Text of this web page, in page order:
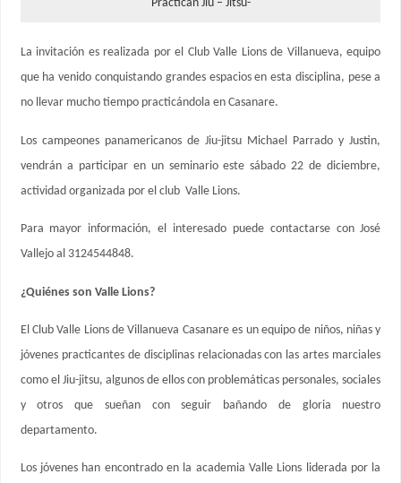
Practican Jiu – Jitsu-
La invitación es realizada por el Club Valle Lions de Villanueva, equipo
que ha venido conquistando grandes espacios en esta disciplina, pese a
no llevar mucho tiempo practicándola en Casanare.
Los campeones panamericanos de Jiu-jitsu Michael Parrado y Justin,
vendrán a participar en un seminario este sábado 22 de diciembre,
actividad organizada por el club Valle Lions.
Para mayor información, el interesado puede contactarse con José
Vallejo al 3124544848.
¿Quiénes son Valle Lions?
El Club Valle Lions de Villanueva Casanare es un equipo de niños, niñas y
jóvenes practicantes de disciplinas relacionadas con las artes marciales
como el Jiu-jitsu, algunos de ellos con problemáticas personales, sociales
y otros que sueñan con seguir bañando de gloria nuestro
departamento.
Los jóvenes han encontrado en la academia Valle Lions liderada por la